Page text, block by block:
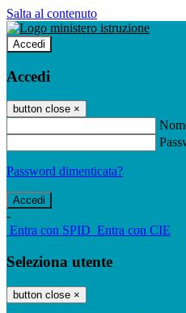
Salta al contenuto
Accedi
Accedi
button close ×
Password dimenticata?
-
Entra con SPID Entra con CIE
Seleziona utente
button close ×